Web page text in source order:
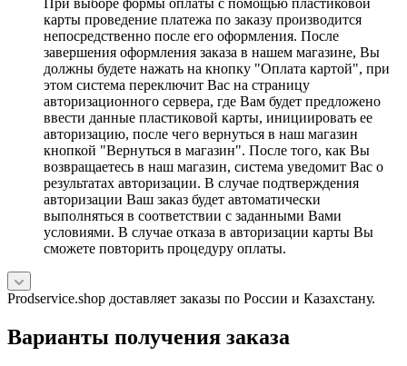
карты проведение платежа по заказу производится
непосредственно после его оформления. После
завершения оформления заказа в нашем магазине, Вы
должны будете нажать на кнопку "Оплата картой", при
этом система переключит Вас на страницу
авторизационного сервера, где Вам будет предложено
ввести данные пластиковой карты, инициировать ее
авторизацию, после чего вернуться в наш магазин
кнопкой "Вернуться в магазин". После того, как Вы
возвращаетесь в наш магазин, система уведомит Вас о
результатах авторизации. В случае подтверждения
авторизации Ваш заказ будет автоматически
выполняться в соответствии с заданными Вами
условиями. В случае отказа в авторизации карты Вы
сможете повторить процедуру оплаты.
Prodservice.shop доставляет заказы по России и Казахстану.
Варианты получения заказа